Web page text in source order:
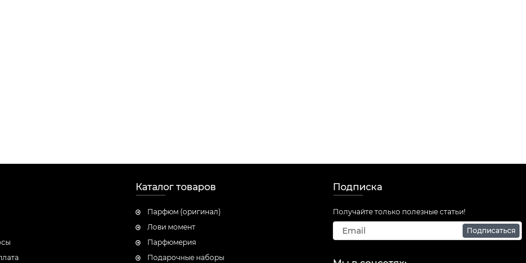
Каталог товаров
Парфюм (оригинал)
Лови момент
Парфюмерия
Подарочные наборы
Подписка
Получайте только полезные статьи!
Подписаться